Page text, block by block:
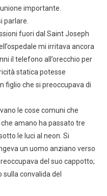
importante.
parlare.
fuori dal Saint Joseph
mi irritava ancora
il telefono all’orecchio per
statica potesse
figlio che si preoccupava di
le cose comuni che
amano ha passato tre
le luci al neon. Si
un uomo anziano verso
del suo cappotto;
convalida del